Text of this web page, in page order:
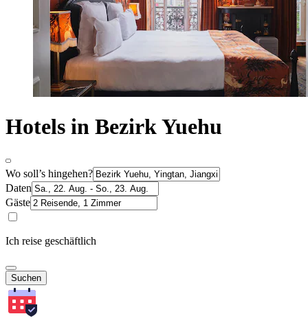
Hotels in Bezirk Yuehu
Wo soll’s hingehen?
Daten
Gäste
Ich reise geschäftlich
Suchen